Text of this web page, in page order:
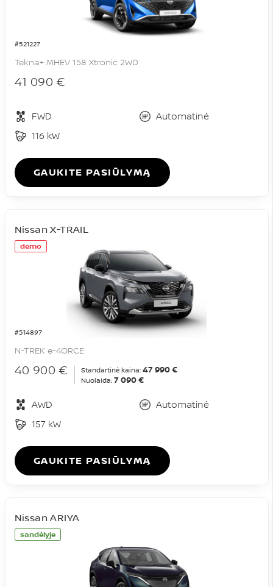
#521227
Tekna+ MHEV 158 Xtronic 2WD
41 090 €
FWD
Automatinė
116 kW
GAUKITE PASIŪLYMĄ
demo
#514897
Nissan X-TRAIL
N-TREK e-4ORCE
40 900 € Standartinė kaina: 47 990 €
Nuolaida: 7 090 €
AWD
Automatinė
157 kW
GAUKITE PASIŪLYMĄ
sandėlyje
Nissan ARIYA